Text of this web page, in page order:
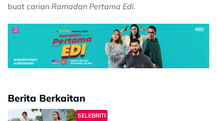
buat carian Ramadan Pertama Edi.
Berita Berkaitan
SELEBRITI